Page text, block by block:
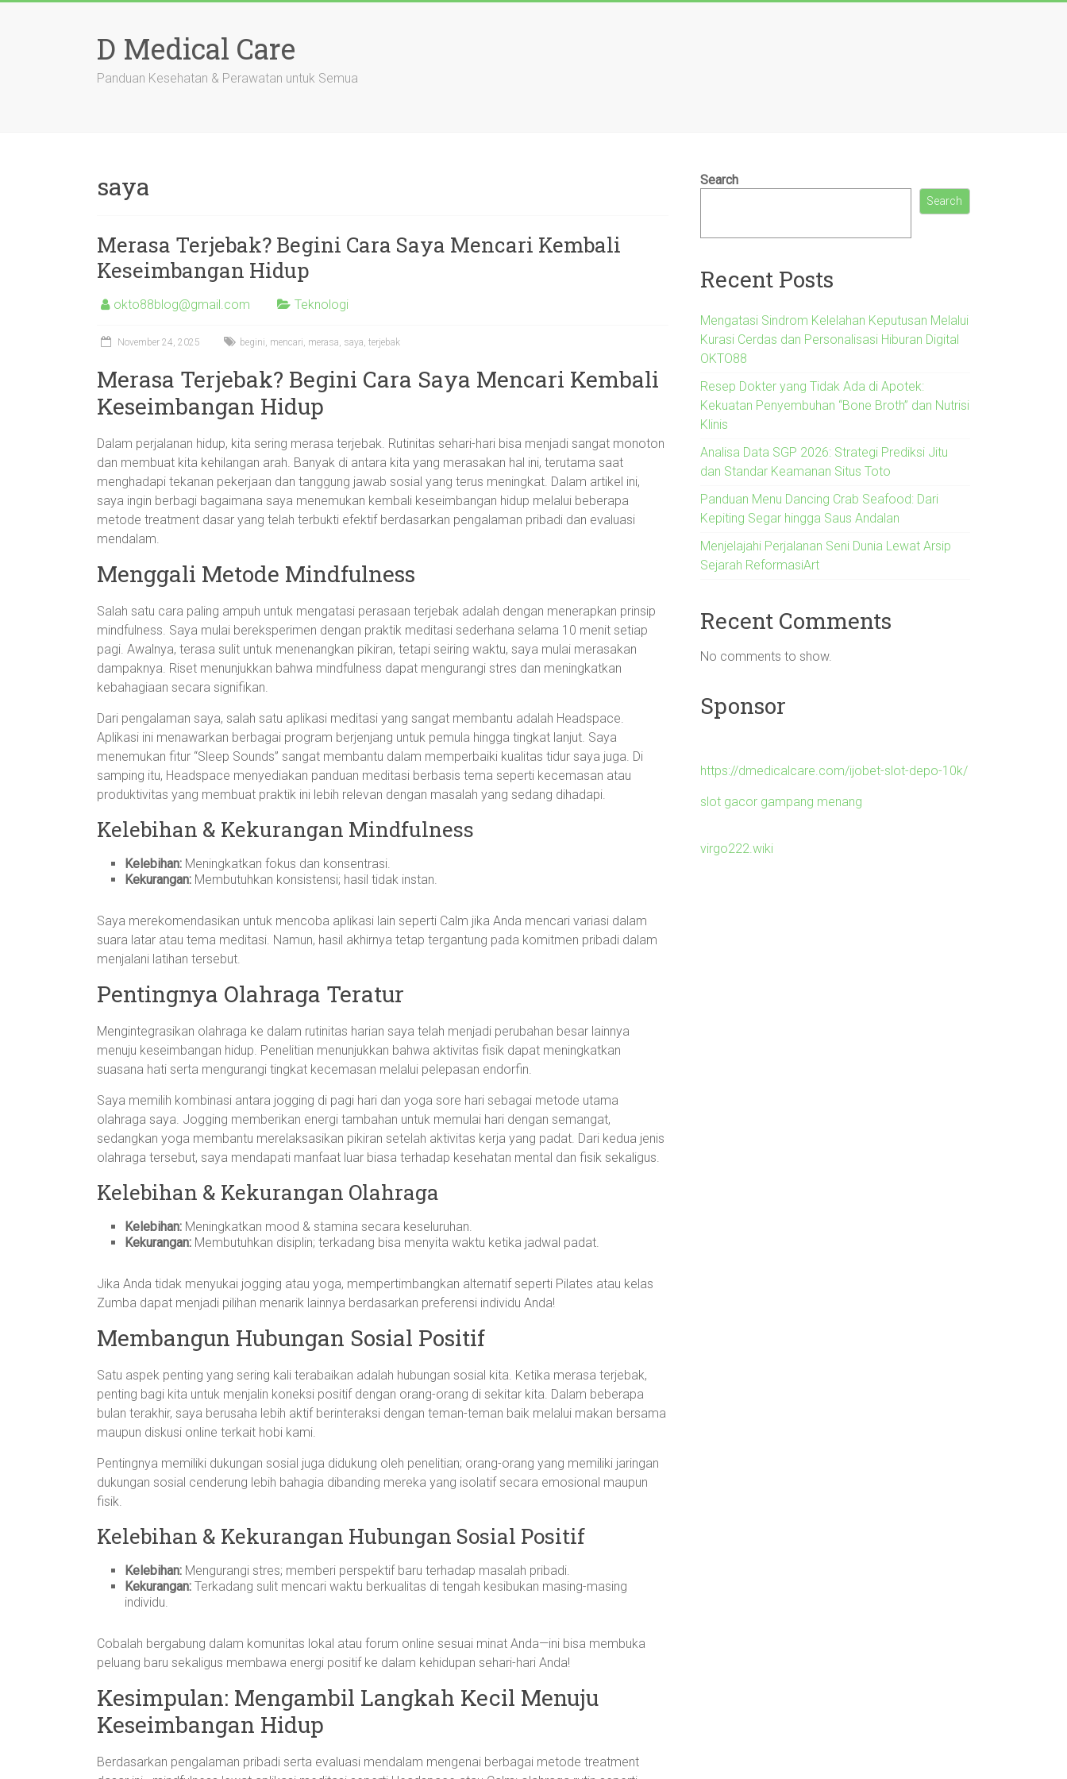
D Medical Care
Panduan Kesehatan & Perawatan untuk Semua
saya
Merasa Terjebak? Begini Cara Saya Mencari Kembali
Keseimbangan Hidup
okto88blog@gmail.com Teknologi
November 24, 2025 begini, mencari, merasa, saya, terjebak
Merasa Terjebak? Begini Cara Saya Mencari Kembali
Keseimbangan Hidup
Dalam perjalanan hidup, kita sering merasa terjebak. Rutinitas sehari-hari bisa menjadi sangat monoton
dan membuat kita kehilangan arah. Banyak di antara kita yang merasakan hal ini, terutama saat
menghadapi tekanan pekerjaan dan tanggung jawab sosial yang terus meningkat. Dalam artikel ini,
saya ingin berbagi bagaimana saya menemukan kembali keseimbangan hidup melalui beberapa
metode treatment dasar yang telah terbukti efektif berdasarkan pengalaman pribadi dan evaluasi
mendalam.
Menggali Metode Mindfulness
Salah satu cara paling ampuh untuk mengatasi perasaan terjebak adalah dengan menerapkan prinsip
mindfulness. Saya mulai bereksperimen dengan praktik meditasi sederhana selama 10 menit setiap
pagi. Awalnya, terasa sulit untuk menenangkan pikiran, tetapi seiring waktu, saya mulai merasakan
dampaknya. Riset menunjukkan bahwa mindfulness dapat mengurangi stres dan meningkatkan
kebahagiaan secara signifikan.
Dari pengalaman saya, salah satu aplikasi meditasi yang sangat membantu adalah Headspace.
Aplikasi ini menawarkan berbagai program berjenjang untuk pemula hingga tingkat lanjut. Saya
menemukan fitur “Sleep Sounds” sangat membantu dalam memperbaiki kualitas tidur saya juga. Di
samping itu, Headspace menyediakan panduan meditasi berbasis tema seperti kecemasan atau
produktivitas yang membuat praktik ini lebih relevan dengan masalah yang sedang dihadapi.
Kelebihan & Kekurangan Mindfulness
Kelebihan: Meningkatkan fokus dan konsentrasi.
Kekurangan: Membutuhkan konsistensi; hasil tidak instan.
Saya merekomendasikan untuk mencoba aplikasi lain seperti Calm jika Anda mencari variasi dalam
suara latar atau tema meditasi. Namun, hasil akhirnya tetap tergantung pada komitmen pribadi dalam
menjalani latihan tersebut.
Pentingnya Olahraga Teratur
Mengintegrasikan olahraga ke dalam rutinitas harian saya telah menjadi perubahan besar lainnya
menuju keseimbangan hidup. Penelitian menunjukkan bahwa aktivitas fisik dapat meningkatkan
suasana hati serta mengurangi tingkat kecemasan melalui pelepasan endorfin.
Saya memilih kombinasi antara jogging di pagi hari dan yoga sore hari sebagai metode utama
olahraga saya. Jogging memberikan energi tambahan untuk memulai hari dengan semangat,
sedangkan yoga membantu merelaksasikan pikiran setelah aktivitas kerja yang padat. Dari kedua jenis
olahraga tersebut, saya mendapati manfaat luar biasa terhadap kesehatan mental dan fisik sekaligus.
Kelebihan & Kekurangan Olahraga
Kelebihan: Meningkatkan mood & stamina secara keseluruhan.
Kekurangan: Membutuhkan disiplin; terkadang bisa menyita waktu ketika jadwal padat.
Jika Anda tidak menyukai jogging atau yoga, mempertimbangkan alternatif seperti Pilates atau kelas
Zumba dapat menjadi pilihan menarik lainnya berdasarkan preferensi individu Anda!
Membangun Hubungan Sosial Positif
Satu aspek penting yang sering kali terabaikan adalah hubungan sosial kita. Ketika merasa terjebak,
penting bagi kita untuk menjalin koneksi positif dengan orang-orang di sekitar kita. Dalam beberapa
bulan terakhir, saya berusaha lebih aktif berinteraksi dengan teman-teman baik melalui makan bersama
maupun diskusi online terkait hobi kami.
Pentingnya memiliki dukungan sosial juga didukung oleh penelitian; orang-orang yang memiliki jaringan
dukungan sosial cenderung lebih bahagia dibanding mereka yang isolatif secara emosional maupun
fisik.
Kelebihan & Kekurangan Hubungan Sosial Positif
Kelebihan: Mengurangi stres; memberi perspektif baru terhadap masalah pribadi.
Kekurangan: Terkadang sulit mencari waktu berkualitas di tengah kesibukan masing-masing
individu.
Cobalah bergabung dalam komunitas lokal atau forum online sesuai minat Anda—ini bisa membuka
peluang baru sekaligus membawa energi positif ke dalam kehidupan sehari-hari Anda!
Kesimpulan: Mengambil Langkah Kecil Menuju
Keseimbangan Hidup
Berdasarkan pengalaman pribadi serta evaluasi mendalam mengenai berbagai metode treatment
Search
Search
Recent Posts
Mengatasi Sindrom Kelelahan Keputusan Melalui
Kurasi Cerdas dan Personalisasi Hiburan Digital
OKTO88
Resep Dokter yang Tidak Ada di Apotek:
Kekuatan Penyembuhan “Bone Broth” dan Nutrisi
Klinis
Analisa Data SGP 2026: Strategi Prediksi Jitu
dan Standar Keamanan Situs Toto
Panduan Menu Dancing Crab Seafood: Dari
Kepiting Segar hingga Saus Andalan
Menjelajahi Perjalanan Seni Dunia Lewat Arsip
Sejarah ReformasiArt
Recent Comments
No comments to show.
Sponsor
https://dmedicalcare.com/ijobet-slot-depo-10k/
slot gacor gampang menang
virgo222.wiki